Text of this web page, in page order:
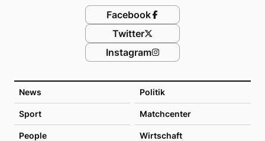
News Politik
Sport Matchcenter
People Wirtschaft
Facebook
Twitter
Instagram